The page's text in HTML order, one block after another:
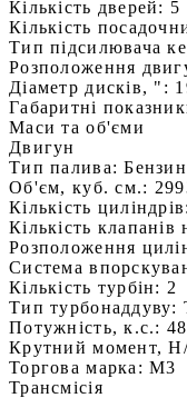
Кількість дверей: 5
Кількість
Тип підсилювача
Розположення
Діаметр дисків, ":
Габаритні
Маси та об'єми
Двигун
Тип палива:Бензин
Об'єм, куб. см.:
Кількість циліндрів:
Кількість клапанів
Розположення
Система
Кількість турбін: 2
Тип турбонаддуву:
Потужність, к.с.:
Крутний момент,
Торгова марка:M3
Трансмісія